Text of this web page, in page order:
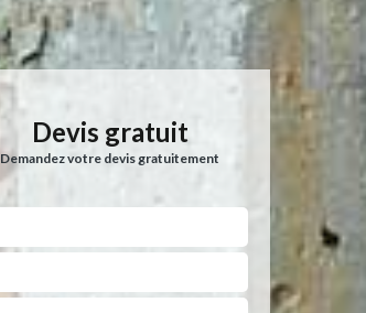
Devis gratuit
Demandez votre devis gratuitement